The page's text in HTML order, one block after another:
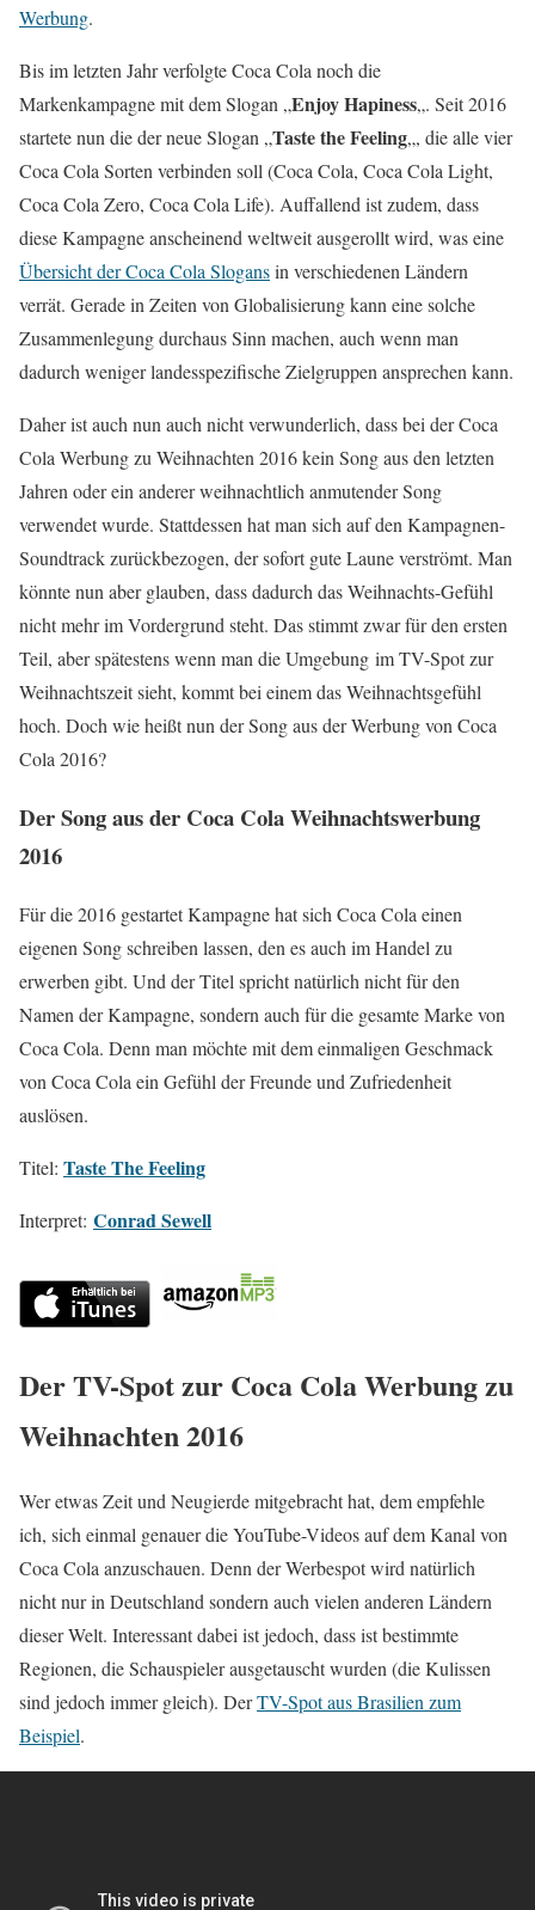
Werbung.
Bis im letzten Jahr verfolgte Coca Cola noch die
Markenkampagne mit dem Slogan „Enjoy Hapiness„. Seit 2016
startete nun die der neue Slogan „Taste the Feeling„, die alle vier
Coca Cola Sorten verbinden soll (Coca Cola, Coca Cola Light,
Coca Cola Zero, Coca Cola Life). Auffallend ist zudem, dass
diese Kampagne anscheinend weltweit ausgerollt wird, was eine
Übersicht der Coca Cola Slogansin verschiedenen Ländern
verrät. Gerade in Zeiten von Globalisierung kann eine solche
Zusammenlegung durchaus Sinn machen, auch wenn man
dadurch weniger landesspezifische Zielgruppen ansprechen kann.
Daher ist auch nun auch nicht verwunderlich, dass bei der Coca
Cola Werbung zu Weihnachten 2016 kein Song aus den letzten
Jahren oder ein anderer weihnachtlich anmutender Song
verwendet wurde. Stattdessen hat man sich auf den Kampagnen-
Soundtrack zurückbezogen, der sofort gute Laune verströmt. Man
könnte nun aber glauben, dass dadurch das Weihnachts-Gefühl
nicht mehr im Vordergrund steht. Das stimmt zwar für den ersten
Teil, aber spätestens wenn man die Umgebung im TV-Spot zur
Weihnachtszeit sieht, kommt bei einem das Weihnachtsgefühl
hoch. Doch wie heißt nun der Song aus der Werbung von Coca
Cola 2016?
Der Song aus der Coca Cola Weihnachtswerbung
2016
Für die 2016 gestartet Kampagne hat sich Coca Cola einen
eigenen Song schreiben lassen, den es auch im Handel zu
erwerben gibt. Und der Titel spricht natürlich nicht für den
Namen der Kampagne, sondern auch für die gesamte Marke von
Coca Cola. Denn man möchte mit dem einmaligen Geschmack
von Coca Cola ein Gefühl der Freunde und Zufriedenheit
auslösen.
Titel: Taste The Feeling
Interpret: Conrad Sewell
Der TV-Spot zur Coca Cola Werbung zu
Weihnachten 2016
Wer etwas Zeit und Neugierde mitgebracht hat, dem empfehle
ich, sich einmal genauer die YouTube-Videos auf dem Kanal von
Coca Cola anzuschauen. Denn der Werbespot wird natürlich
nicht nur in Deutschland sondern auch vielen anderen Ländern
dieser Welt. Interessant dabei ist jedoch, dass ist bestimmte
Regionen, die Schauspieler ausgetauscht wurden (die Kulissen
sind jedoch immer gleich). DerTV-Spot aus Brasilien zum
Beispiel.